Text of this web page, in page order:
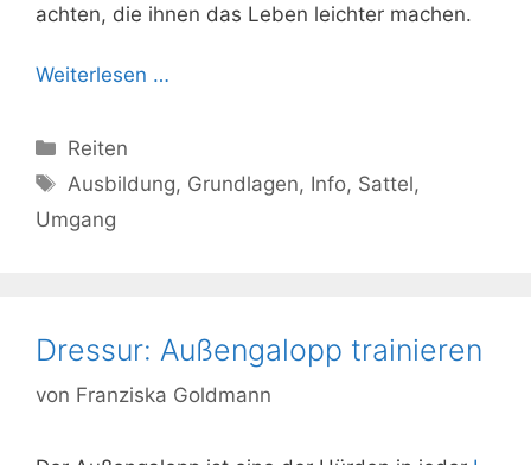
achten, die ihnen das Leben leichter machen.
Weiterlesen …
Kategorien
Reiten
Schlagwörter
Ausbildung, Grundlagen, Info, Sattel,
Umgang
Dressur: Außengalopp trainieren
von Franziska Goldmann